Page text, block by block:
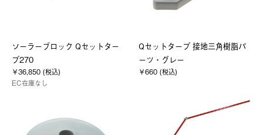
ソーラーブロック Qセットター
プ270
￥36,850 (税込)
EC在庫なし
Qセットタープ 接地三角樹脂パ
ーツ・グレー
￥660 (税込)